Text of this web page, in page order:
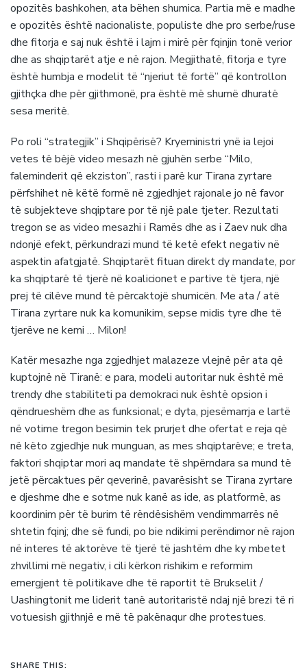
opozitës bashkohen, ata bëhen shumica. Partia më e madhe
e opozitës është nacionaliste, populiste dhe pro serbe/ruse
dhe fitorja e saj nuk është i lajm i mirë për fqinjin tonë verior
dhe as shqiptarët atje e në rajon. Megjithatë, fitorja e tyre
është humbja e modelit të “njeriut të fortë” që kontrollon
gjithçka dhe për gjithmonë, pra është më shumë dhuratë
sesa meritë.
Po roli “strategjik” i Shqipërisë? Kryeministri ynë ia lejoi
vetes të bëjë video mesazh në gjuhën serbe “Milo,
faleminderit që ekziston”, rasti i parë kur Tirana zyrtare
përfshihet në këtë formë në zgjedhjet rajonale jo në favor
të subjekteve shqiptare por të një pale tjeter. Rezultati
tregon se as video mesazhi i Ramës dhe as i Zaev nuk dha
ndonjë efekt, përkundrazi mund të ketë efekt negativ në
aspektin afatgjatë. Shqiptarët fituan direkt dy mandate, por
ka shqiptarë të tjerë në koalicionet e partive të tjera, një
prej të cilëve mund të përcaktojë shumicën. Me ata / atë
Tirana zyrtare nuk ka komunikim, sepse midis tyre dhe të
tjerëve ne kemi … Milon!
Katër mesazhe nga zgjedhjet malazeze vlejnë për ata që
kuptojnë në Tiranë: e para, modeli autoritar nuk është më
trendy dhe stabiliteti pa demokraci nuk është opsion i
qëndrueshëm dhe as funksional; e dyta, pjesëmarrja e lartë
në votime tregon besimin tek prurjet dhe ofertat e reja që
në këto zgjedhje nuk munguan, as mes shqiptarëve; e treta,
faktori shqiptar mori aq mandate të shpërndara sa mund të
jetë përcaktues për qeverinë, pavarësisht se Tirana zyrtare
e djeshme dhe e sotme nuk kanë as ide, as platformë, as
koordinim për të burim të rëndësishëm vendimmarrës në
shtetin fqinj; dhe së fundi, po bie ndikimi perëndimor në rajon
në interes të aktorëve të tjerë të jashtëm dhe ky mbetet
zhvillimi më negativ, i cili kërkon rishikim e reformim
emergjent të politikave dhe të raportit të Brukselit /
Uashingtonit me liderit tanë autoritaristë ndaj një brezi të ri
votuesish gjithnjë e më të pakënaqur dhe protestues.
SHARE THIS: